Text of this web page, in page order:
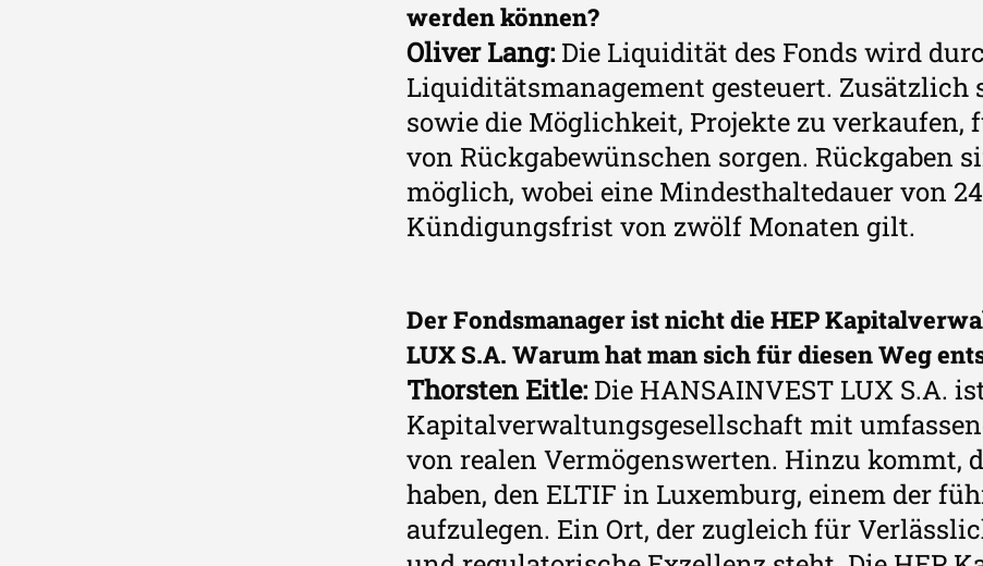
werden können?
Oliver Lang: Die Liquidität des Fonds wird
Liquiditätsmanagement gesteuert.
sowie die Möglichkeit, Projekte zu
von Rückgabewünschen sorgen. Rückgaben
möglich, wobei eine Mindesthaltedauer von
Kündigungsfrist von zwölf Monaten gilt.
Der Fondsmanager ist nicht die HEP
LUX S.A. Warum hat man sich für diesen Weg
Thorsten Eitle: Die HANSAINVEST LUX S.A.
Kapitalverwaltungsgesellschaft mit
von realen Vermögenswerten. Hinzu kommt,
haben, den ELTIF in Luxemburg, einem der
aufzulegen. Ein Ort, der zugleich für